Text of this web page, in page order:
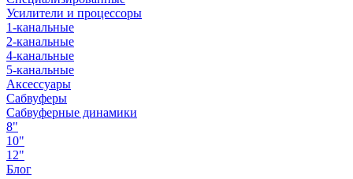
Усилители и процессоры
1-канальные
2-канальные
4-канальные
5-канальные
Аксессуары
Сабвуферы
Сабвуферные динамики
8"
10"
12"
Блог